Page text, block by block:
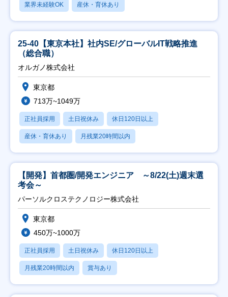
業界未経験OK 産休・育休あり
25-40【東京本社】社内SE/グローバルIT戦略推進
（総合職）
オルガノ株式会社
東京都
713万~1049万
正社員採用 土日祝休み 休日120日以上
産休・育休あり 月残業20時間以内
【開発】首都圏/開発エンジニア ～8/22(土)週末選
考会～
パーソルクロステクノロジー株式会社
東京都
450万~1000万
正社員採用 土日祝休み 休日120日以上
月残業20時間以内 賞与あり